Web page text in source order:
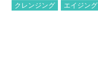
クレンジング エイジング